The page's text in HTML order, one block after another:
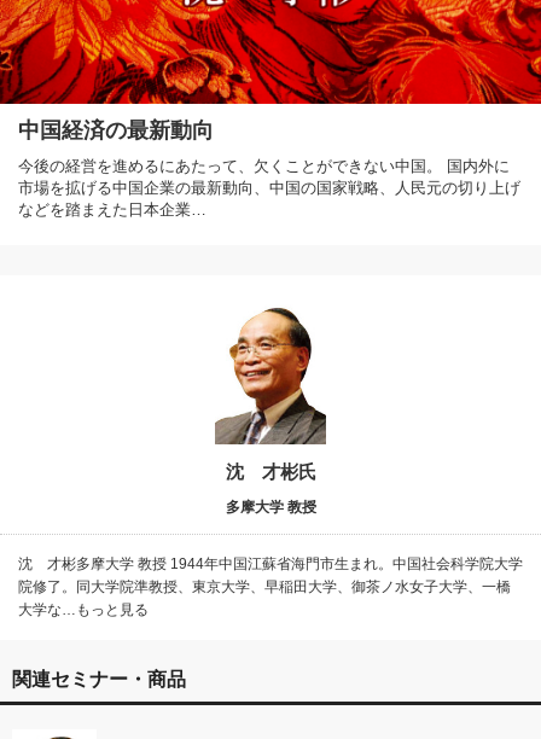
中国経済の最新動向
今後の経営を進めるにあたって、欠くことができない中国。 国内外に
市場を拡げる中国企業の最新動向、中国の国家戦略、人民元の切り上げ
などを踏まえた日本企業…
沈 才彬氏
多摩大学 教授
沈 才彬多摩大学 教授 1944年中国江蘇省海門市生まれ。中国社会科学院大学
院修了。同大学院準教授、東京大学、早稲田大学、御茶ノ水女子大学、一橋
大学な…もっと見る
関連セミナー・商品